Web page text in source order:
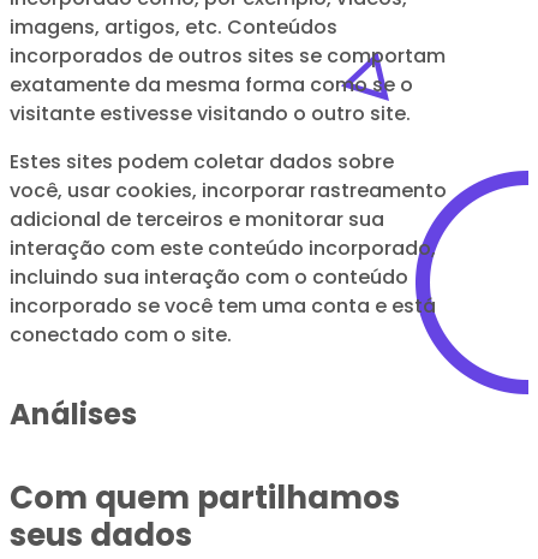
imagens, artigos, etc. Conteúdos
incorporados de outros sites se comportam
exatamente da mesma forma como se o
visitante estivesse visitando o outro site.
Estes sites podem coletar dados sobre
você, usar cookies, incorporar rastreamento
adicional de terceiros e monitorar sua
interação com este conteúdo incorporado,
incluindo sua interação com o conteúdo
incorporado se você tem uma conta e está
conectado com o site.
Análises
Com quem partilhamos
seus dados